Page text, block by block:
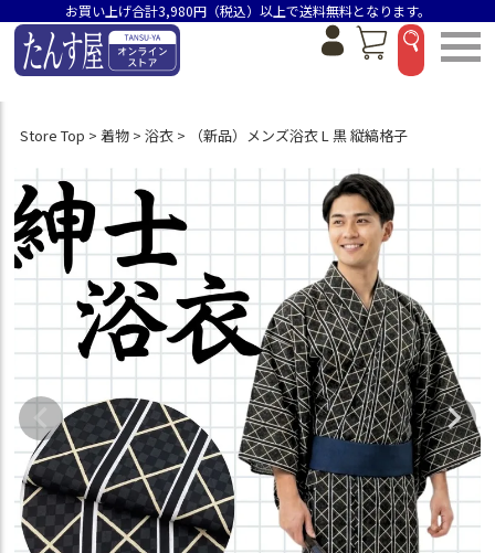
お買い上げ合計3,980円（税込）以上で送料無料となります。
Store Top 着物 浴衣 （新品）メンズ浴衣 L 黒 縦縞格子